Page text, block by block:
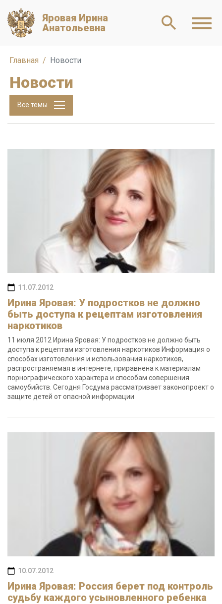
Яровая Ирина
Анатольевна
Главная Новости
Новости
Все темы
11.07.2012
Ирина Яровая: У подростков не должно
быть доступа к рецептам изготовления
наркотиков
11 июля 2012 Ирина Яровая: У подростков не должно быть
доступа к рецептам изготовления наркотиков Информация о
способах изготовления и использования наркотиков,
распространяемая в интернете, приравнена к материалам
порнографического характера и способам совершения
самоубийств. Сегодня Госдума рассматривает законопроект о
защите детей от опасной информации
10.07.2012
Ирина Яровая: Россия берет под контроль
судьбу каждого усыновленного ребенка